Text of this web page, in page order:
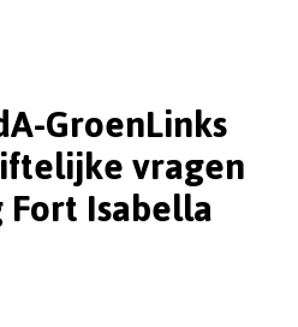
GroenLinks
vragen
Isabella